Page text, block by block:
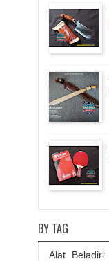
BY TAG
Alat Beladiri